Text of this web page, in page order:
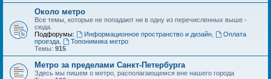
Около метро
Все темы, которые не попадают ни в одну из перечисленных выше -
сюда.
Подфорумы:
Информационное пространство и дизайн,
Оплата
проезда
Топонимика метро
Темы: 915
Метро за пределами Санкт-Петербурга
Здесь мы пишем о метро, располагающемся вне нашего города